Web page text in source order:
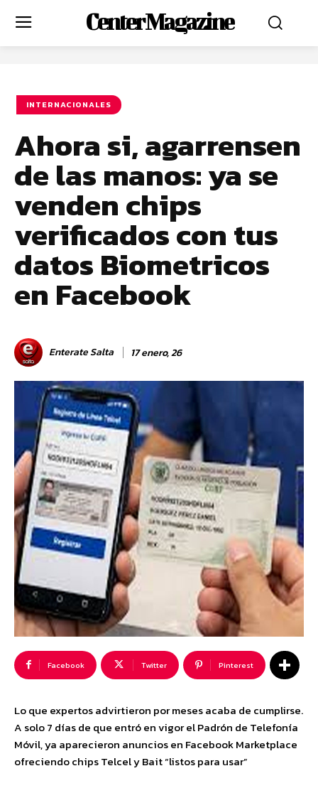
Center Magazine
INTERNACIONALES
Ahora si, agarrensen
de las manos: ya se
venden chips
verificados con tus
datos Biometricos
en Facebook
Enterate Salta 17 enero, 26
Facebook Twitter Pinterest
Lo que expertos advirtieron por meses acaba de cumplirse.
A solo 7 días de que entró en vigor el Padrón de Telefonía
Móvil, ya aparecieron anuncios en Facebook Marketplace
ofreciendo chips Telcel y Bait “listos para usar”